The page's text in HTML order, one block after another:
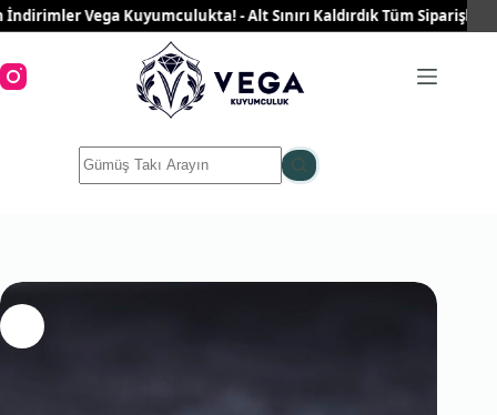
Skip
to
Vega Kuyumculukta! - Alt Sınırı Kaldırdık Tüm
No
results